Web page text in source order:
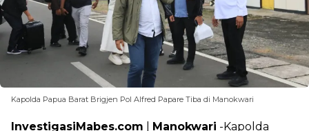
Kapolda Papua Barat Brigjen Pol Alfred Papare Tiba di Manokwari
InvestigasiMabes.com Manokwari -Kapolda